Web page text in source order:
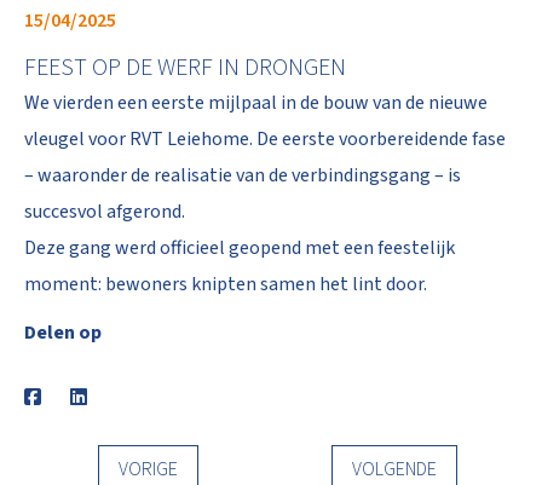
15/04/2025
FEEST OP DE WERF IN DRONGEN
We vierden een eerste mijlpaal in de bouw van de nieuwe
vleugel voor RVT Leiehome. De eerste voorbereidende fase
– waaronder de realisatie van de verbindingsgang – is
succesvol afgerond.
Deze gang werd officieel geopend met een feestelijk
moment: bewoners knipten samen het lint door.
Delen op
VORIGE VOLGENDE